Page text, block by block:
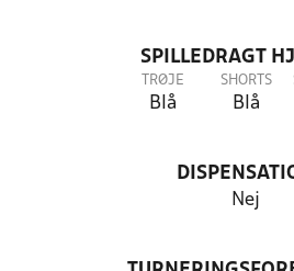
SPILLEDRAGT
TRØJE
Blå
SHORTS
Blå
Nej